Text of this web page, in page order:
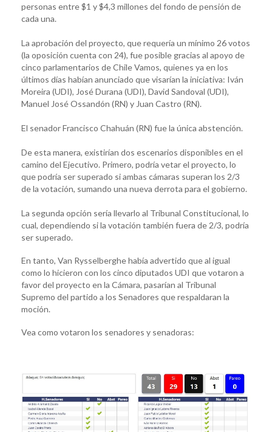
personas entre $1 y $4,3 millones del fondo de pensión de
cada una.
La aprobación del proyecto, que requería un mínimo 26 votos
(la oposición cuenta con 24), fue posible gracias al apoyo de
cinco parlamentarios de Chile Vamos, quienes ya en los
últimos días habían anunciado que visarían la iniciativa: Iván
Moreira (UDI), José Durana (UDI), David Sandoval (UDI),
Manuel José Ossandón (RN) y Juan Castro (RN).
El senador Francisco Chahuán (RN) fue la única abstención.
De esta manera, existirían dos escenarios disponibles en el
camino del Ejecutivo. Primero, podría vetar el proyecto, lo
que podría ser superado si ambas cámaras superan los 2/3
de la votación, sumando una nueva derrota para el gobierno.
La segunda opción sería llevarlo al Tribunal Constitucional, lo
cual, dependiendo si la votación también fuera de 2/3, podría
ser superado.
En tanto, Van Rysselberghe había advertido que al igual
como lo hicieron con los cinco diputados UDI que votaron a
favor del proyecto en la Cámara, pasarían al Tribunal
Supremo del partido a los Senadores que respaldaran la
moción.
Vea como votaron los senadores y senadoras: